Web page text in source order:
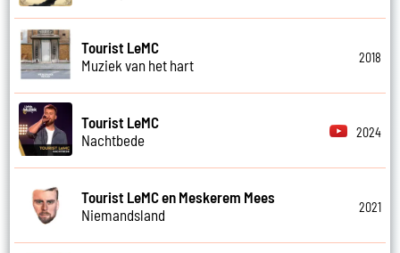
Tourist LeMC
Muziek van het hart
2018
Tourist LeMC
Nachtbede
2024
Tourist LeMC en Meskerem Mees
Niemandsland
2021